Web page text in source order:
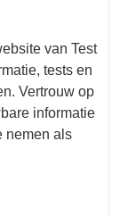
van Test
tests en
Vertrouw op
informatie
nemen als